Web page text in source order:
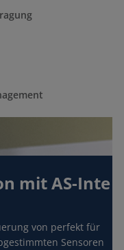
mit AS-Inte
von perfekt für
Sensoren